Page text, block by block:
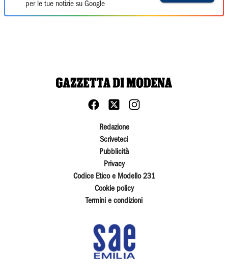
per le tue notizie su Google
Redazione
Scriveteci
Pubblicità
Privacy
Codice Etico e Modello 231
Cookie policy
Termini e condizioni